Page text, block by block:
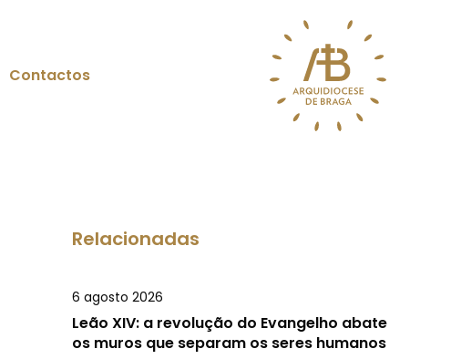
Contactos
Relacionadas
6 agosto 2026
Leão XIV: a revolução do Evangelho abate
os muros que separam os seres humanos